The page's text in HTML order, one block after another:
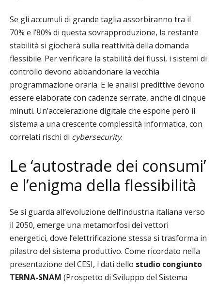
Se gli accumuli di grande taglia assorbiranno tra il
70% e l’80% di questa sovrapproduzione, la restante
stabilità si giocherà sulla reattività della domanda
flessibile. Per verificare la stabilità dei flussi, i sistemi di
controllo devono abbandonare la vecchia
programmazione oraria. E le analisi predittive devono
essere elaborate con cadenze serrate, anche di cinque
minuti. Un’accelerazione digitale che espone però il
sistema a una crescente complessità informatica, con
correlati rischi di cybersecurity.
Le ‘autostrade dei consumi’
e l’enigma della flessibilità
Se si guarda all’evoluzione dell’industria italiana verso
il 2050, emerge una metamorfosi dei vettori
energetici, dove l’elettrificazione stessa si trasforma in
pilastro del sistema produttivo. Come ricordato nella
presentazione del CESI, i dati dello studio congiunto
TERNA-SNAM (Prospetto di Sviluppo del Sistema